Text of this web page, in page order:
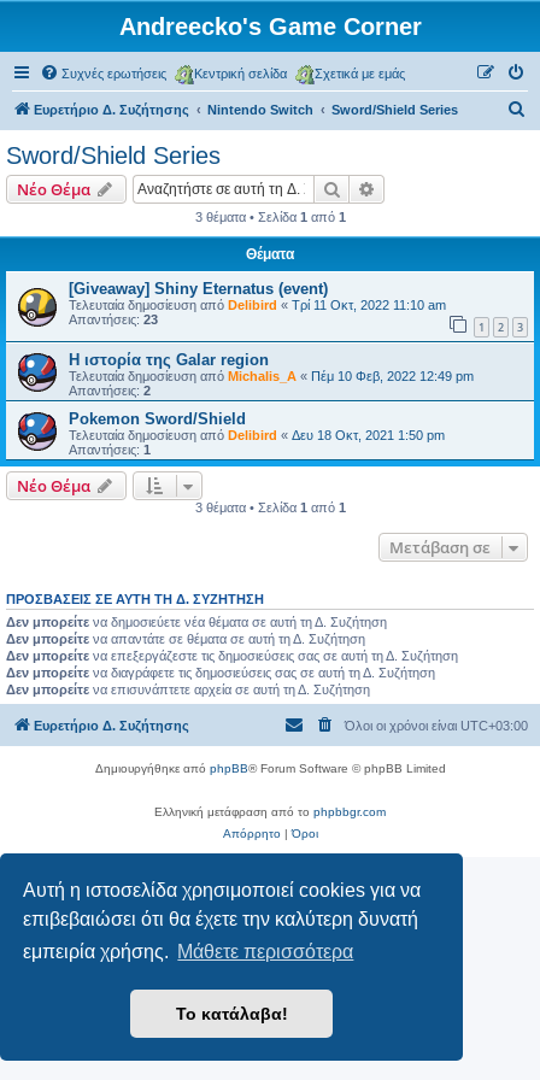
Αυτή η ιστοσελίδα χρησιμοποιεί cookies για να
επιβεβαιώσει ότι θα έχετε την καλύτερη δυνατή
εμπειρία χρήσης. Μάθετε περισσότερα
Το κατάλαβα!
Andreecko's Game Corner
Συχνές ερωτήσεις Κεντρική σελίδα Σχετικά με εμάς
Ευρετήριο Δ. Συζήτησης Nintendo Switch Sword/Shield Series
η
Sword/Shield Series
Νέο Θέμα Αναζήτηση
3 θέματα • Σελίδα 1 από 1
Θέματα
[Giveaway] Shiny Eternatus (event)
Τελευταία δημοσίευση από Delibird « Τρί 11 Οκτ, 2022 11:10 am
Απαντήσεις: 23 1 2 3
Η ιστορία της Galar region
Τελευταία δημοσίευση από Michalis_A « Πέμ 10 Φεβ, 2022 12:49 pm
Απαντήσεις: 2
Pokemon Sword/Shield
Τελευταία δημοσίευση από Delibird « Δευ 18 Οκτ, 2021 1:50 pm
Απαντήσεις: 1
Νέο Θέμα
3 θέματα • Σελίδα 1 από 1
Μετάβαση σε
ΠΡΟΣΒΆΣΕΙΣ ΣΕ ΑΥΤΉ ΤΗ Δ. ΣΥΖΉΤΗΣΗ
Δεν μπορείτε να δημοσιεύετε νέα θέματα σε αυτή τη Δ. Συζήτηση
Δεν μπορείτε να απαντάτε σε θέματα σε αυτή τη Δ. Συζήτηση
Δεν μπορείτε να επεξεργάζεστε τις δημοσιεύσεις σας σε αυτή τη Δ. Συζήτηση
Δεν μπορείτε να διαγράφετε τις δημοσιεύσεις σας σε αυτή τη Δ. Συζήτηση
Δεν μπορείτε να επισυνάπτετε αρχεία σε αυτή τη Δ. Συζήτηση
Ευρετήριο Δ. Συζήτησης Όλοι οι χρόνοι είναι UTC+03:00
Δημιουργήθηκε από phpBB® Forum Software © phpBB Limited
Ελληνική μετάφραση από το phpbbgr.com
Απόρρητο|Όροι